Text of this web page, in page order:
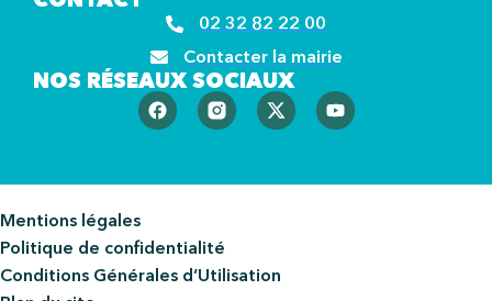
02 32 82 22 00
Contacter la mairie
NOS RÉSEAUX SOCIAUX
Mentions légales
Politique de confidentialité
Conditions Générales d’Utilisation